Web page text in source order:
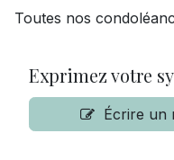
Toutes nos
Exprimez votre
Écrire un